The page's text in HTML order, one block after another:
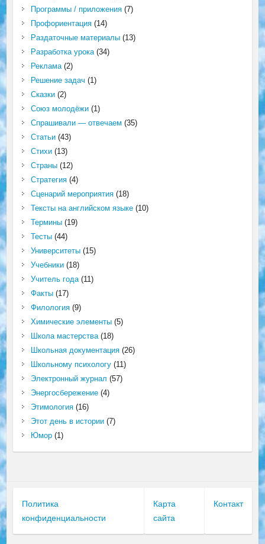
Программы / приложения(7)
Профориентация(14)
Раздаточные материалы(13)
Разработка урока(34)
Реклама(2)
Решение задач (1)
Сказки(2)
Союз молодёжи(1)
Спрашивали — отвечаем (35)
Статьи(43)
Стихи(13)
Страны(12)
Стратегия(4)
Сценарий мероприятия(18)
Тексты на английском языке(10)
Термины(19)
Тесты(44)
Университеты(15)
Учебники(18)
Учитель года(11)
Факты(17)
Филология(9)
Химические элементы(5)
Школа мастерства(18)
Школьная документация(26)
Школьному психологу(11)
Электронный журнал (57)
Энергосбережение(4)
Этимология(16)
Этот день в истории(7)
Юмор(1)
Политика
конфиденциальности
Карта
сайта
Контакт